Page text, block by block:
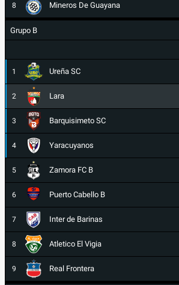
8 Mineros De Guayana
Grupo B
1 Ureña SC
2 Lara
3 Barquisimeto SC
4 Yaracuyanos
5 Zamora FC B
6 Puerto Cabello B
7 Inter de Barinas
8 Atletico El Vigia
9 Real Frontera